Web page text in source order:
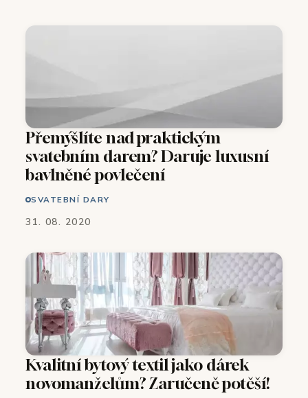
Přemýšlíte nad praktickým
svatebním darem? Daruje luxusní
bavlněné povlečení
SVATEBNÍ DARY
31. 08. 2020
Kvalitní bytový textil jako dárek
novomanželům? Zaručeně potěší!